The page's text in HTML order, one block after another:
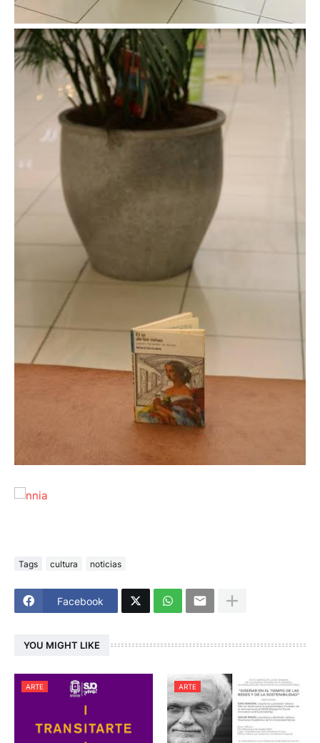
Tags cultura noticias
Facebook
YOU MIGHT LIKE
ARTE ARTE